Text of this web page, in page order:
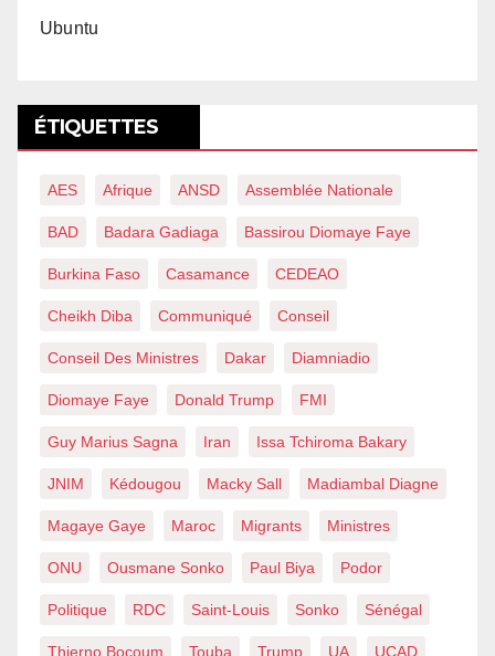
Ubuntu
ÉTIQUETTES
AES Afrique ANSD Assemblée Nationale
BAD Badara Gadiaga Bassirou Diomaye Faye
Burkina Faso Casamance CEDEAO
Cheikh Diba Communiqué Conseil
Conseil Des Ministres Dakar Diamniadio
Diomaye Faye Donald Trump FMI
Guy Marius Sagna Iran Issa Tchiroma Bakary
JNIM Kédougou Macky Sall Madiambal Diagne
Magaye Gaye Maroc Migrants Ministres
ONU Ousmane Sonko Paul Biya Podor
Politique RDC Saint-Louis Sonko Sénégal
Thierno Bocoum Touba Trump UA UCAD